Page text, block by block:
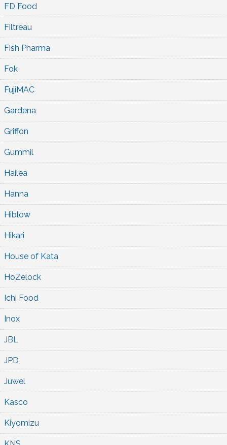
FD Food
Filtreau
Fish Pharma
Fok
FujiMAC
Gardena
Griffon
Gummil
Hailea
Hanna
Hiblow
Hikari
House of Kata
HoZelock
Ichi Food
Inox
JBL
JPD
Juwel
Kasco
Kiyomizu